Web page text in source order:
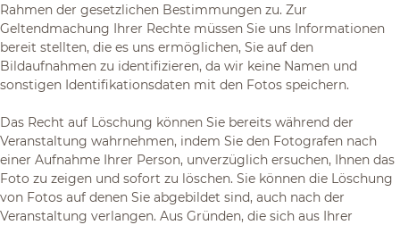
Rahmen der gesetzlichen Bestimmungen zu. Zur
Geltendmachung Ihrer Rechte müssen Sie uns Informationen
bereit stellten, die es uns ermöglichen, Sie auf den
Bildaufnahmen zu identifizieren, da wir keine Namen und
sonstigen Identifikationsdaten mit den Fotos speichern.
Das Recht auf Löschung können Sie bereits während der
Veranstaltung wahrnehmen, indem Sie den Fotografen nach
einer Aufnahme Ihrer Person, unverzüglich ersuchen, Ihnen das
Foto zu zeigen und sofort zu löschen. Sie können die Löschung
von Fotos auf denen Sie abgebildet sind, auch nach der
Veranstaltung verlangen. Aus Gründen, die sich aus Ihrer